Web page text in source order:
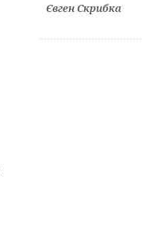
Євген Скрибка